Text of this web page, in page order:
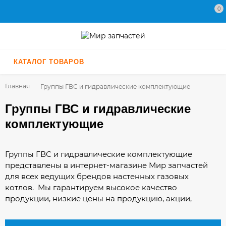
0
КАТАЛОГ ТОВАРОВ
Главная Группы ГВС и гидравлические комплектующие
Группы ГВС и гидравлические
комплектующие
Группы ГВС и гидравлические комплектующие
представлены в интернет-магазине Мир запчастей
для всех ведущих брендов настенных газовых
котлов. Мы гарантируем высокое качество
продукции, низкие цены на продукцию, акции,
гидравлические комплектующие мы можете у нас в